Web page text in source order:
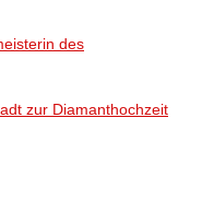
des
zur Diamanthochzeit